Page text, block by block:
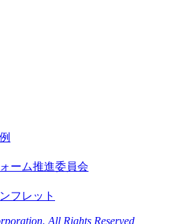
All Rights Reserved